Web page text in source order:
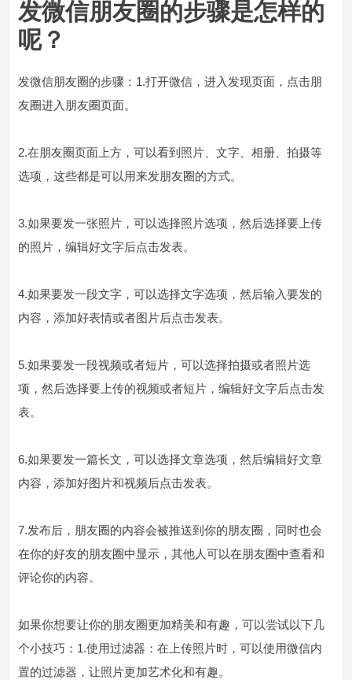
发微信朋友圈的步骤是怎样的
呢？
发微信朋友圈的步骤：1.打开微信，进入发现页面，点击朋
友圈进入朋友圈页面。
2.在朋友圈页面上方，可以看到照片、文字、相册、拍摄等
选项，这些都是可以用来发朋友圈的方式。
3.如果要发一张照片，可以选择照片选项，然后选择要上传
的照片，编辑好文字后点击发表。
4.如果要发一段文字，可以选择文字选项，然后输入要发的
内容，添加好表情或者图片后点击发表。
5.如果要发一段视频或者短片，可以选择拍摄或者照片选
项，然后选择要上传的视频或者短片，编辑好文字后点击发
表。
6.如果要发一篇长文，可以选择文章选项，然后编辑好文章
内容，添加好图片和视频后点击发表。
7.发布后，朋友圈的内容会被推送到你的朋友圈，同时也会
在你的好友的朋友圈中显示，其他人可以在朋友圈中查看和
评论你的内容。
如果你想要让你的朋友圈更加精美和有趣，可以尝试以下几
个小技巧：1.使用过滤器：在上传照片时，可以使用微信内
置的过滤器，让照片更加艺术化和有趣。